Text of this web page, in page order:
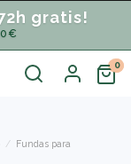
gratis!
Fundas para